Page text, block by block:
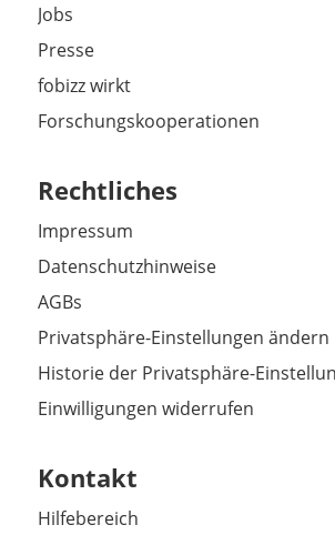
Jobs
Presse
fobizz wirkt
Forschungskooperationen
Rechtliches
Impressum
Datenschutzhinweise
AGBs
Privatsphäre-Einstellungen ändern
Historie der Privatsphäre-
Einwilligungen widerrufen
Kontakt
Hilfebereich